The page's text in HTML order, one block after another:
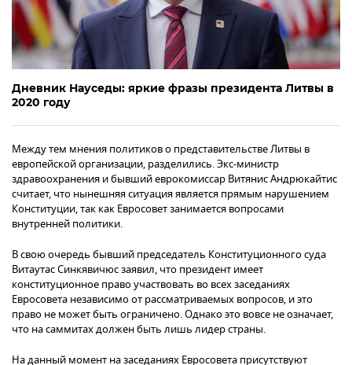
Дневник Науседы: яркие фразы президента Литвы в
2020 году
Между тем мнения политиков о представительстве Литвы в
европейской организации, разделились. Экс-министр
здравоохранения и бывший еврокомиссар Витянис Андрюкайтис
считает, что нынешняя ситуация является прямым нарушением
Конституции, так как Евросовет занимается вопросами
внутренней политики.
В свою очередь бывший председатель Конституционного суда
Витаутас Синкявичюс заявил, что президент имеет
конституционное право участвовать во всех заседаниях
Евросовета независимо от рассматриваемых вопросов, и это
право не может быть ограничено. Однако это вовсе не означает,
что на саммитах должен быть лишь лидер страны.
На данный момент на заседаниях Евросовета присутствуют